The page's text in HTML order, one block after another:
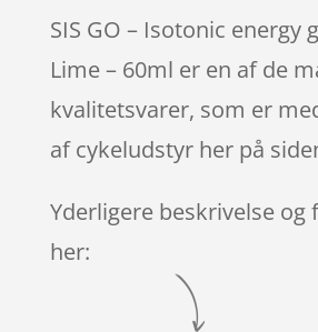
mmelser
SIS GO – Isotonic energy
Lime – 60ml er en af de
kvalitetsvarer, som er
af cykeludstyr her på
Yderligere beskrivelse og
her: